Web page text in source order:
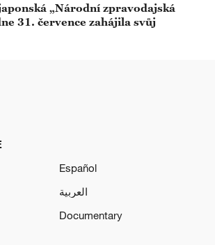
„Národní zpravodajská
31. července zahájila svůj
Español
العربية
Documentary